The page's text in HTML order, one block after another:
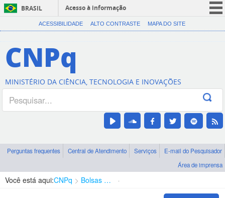
BRASIL
Acesso à informação
CORONAVÍRUS (COVID-19)
Canais
ACESSIBILIDADE ALTO CONTRASTE MAPA DO SITE
CNPq
MINISTÉRIO DA CIÊNCIA, TECNOLOGIA E INOVAÇÕES
Perguntas frequentes Central de Atendimento Serviços
E-mail do Pesquisador
Área de imprensa
Você está aqui:CNPq Bolsas e Auxílios Vigentes